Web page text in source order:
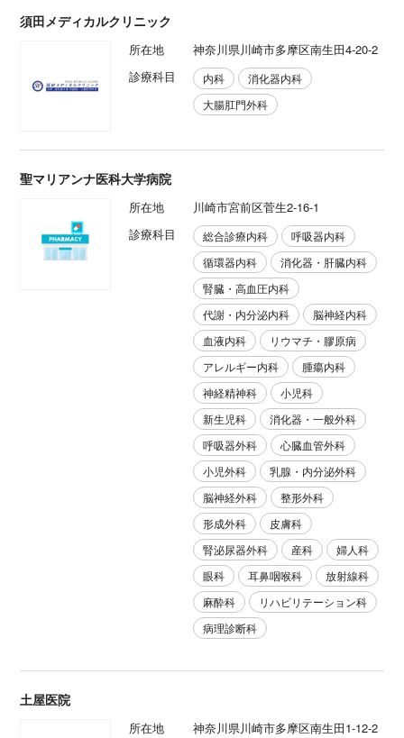
須田メディカルクリニック
所在地
神奈川県川崎市多摩区南生田4-20-2
診療科目
内科
消化器内科
大腸肛門外科
聖マリアンナ医科大学病院
所在地
川崎市宮前区菅生2-16-1
診療科目
総合診療内科
呼吸器内科
循環器内科
消化器・肝臓内科
腎臓・高血圧内科
代謝・内分泌内科
脳神経内科
血液内科
リウマチ・膠原病
アレルギー内科
腫瘍内科
神経精神科
小児科
新生児科
消化器・一般外科
呼吸器外科
心臓血管外科
小児外科
乳腺・内分泌外科
脳神経外科
整形外科
形成外科
皮膚科
腎泌尿器外科
産科
婦人科
眼科
耳鼻咽喉科
放射線科
麻酔科
リハビリテーション科
病理診断科
土屋医院
所在地
神奈川県川崎市多摩区南生田1-12-2